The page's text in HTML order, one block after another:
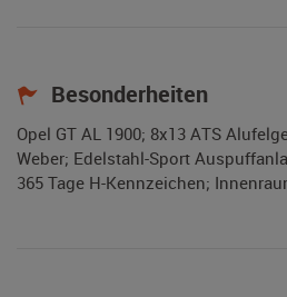
Besonderheiten
Opel GT AL 1900; 8x13 ATS
Weber; Edelstahl-Sport
365 Tage H-Kennzeichen;